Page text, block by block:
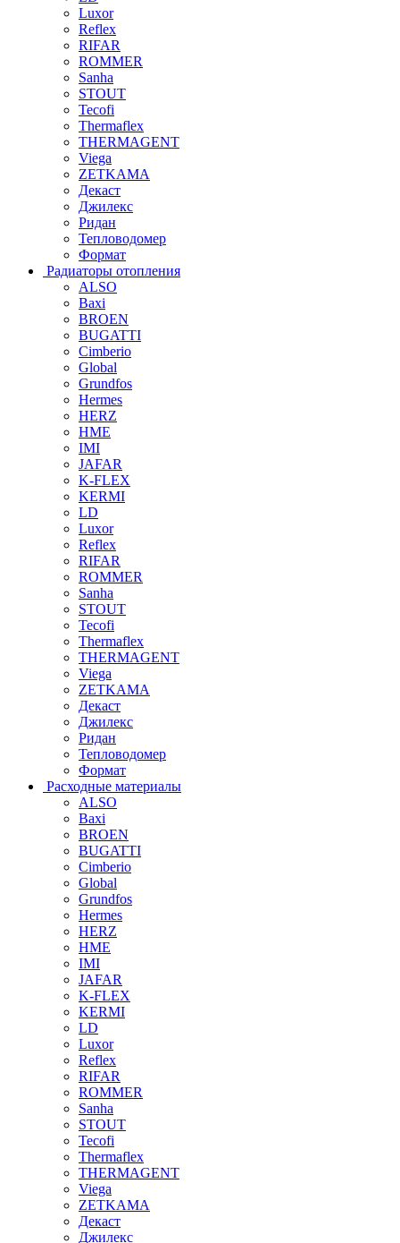
Luxor
Reflex
RIFAR
ROMMER
Sanha
STOUT
Tecofi
Thermaflex
THERMAGENT
Viega
ZETKAMA
Декаст
Джилекс
Ридан
Тепловодомер
Формат
Радиаторы отопления
ALSO
Baxi
BROEN
BUGATTI
Cimberio
Global
Grundfos
Hermes
HERZ
HME
IMI
JAFAR
K-FLEX
KERMI
LD
Luxor
Reflex
RIFAR
ROMMER
Sanha
STOUT
Tecofi
Thermaflex
THERMAGENT
Viega
ZETKAMA
Декаст
Джилекс
Ридан
Тепловодомер
Формат
Расходные материалы
ALSO
Baxi
BROEN
BUGATTI
Cimberio
Global
Grundfos
Hermes
HERZ
HME
IMI
JAFAR
K-FLEX
KERMI
LD
Luxor
Reflex
RIFAR
ROMMER
Sanha
STOUT
Tecofi
Thermaflex
THERMAGENT
Viega
ZETKAMA
Декаст
Джилекс